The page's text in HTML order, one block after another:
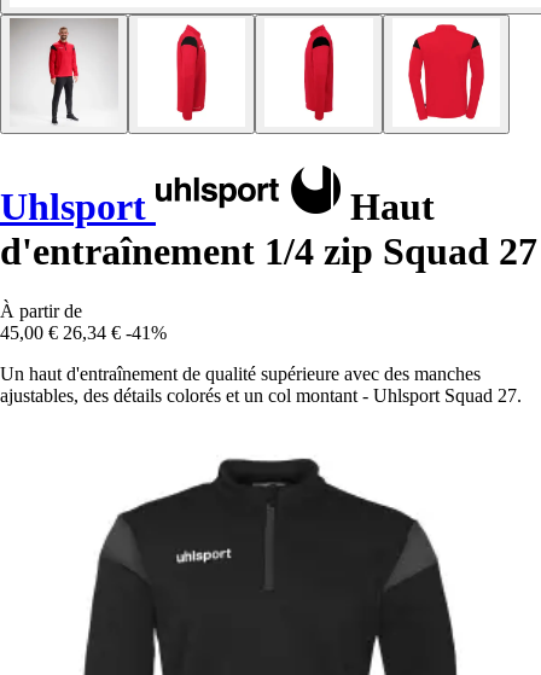
Uhlsport
Haut
d'entraînement 1/4 zip Squad 27
À partir de
45,00 € 26,34 € -41%
Un haut d'entraînement de qualité supérieure avec des manches
ajustables, des détails colorés et un col montant - Uhlsport Squad 27.